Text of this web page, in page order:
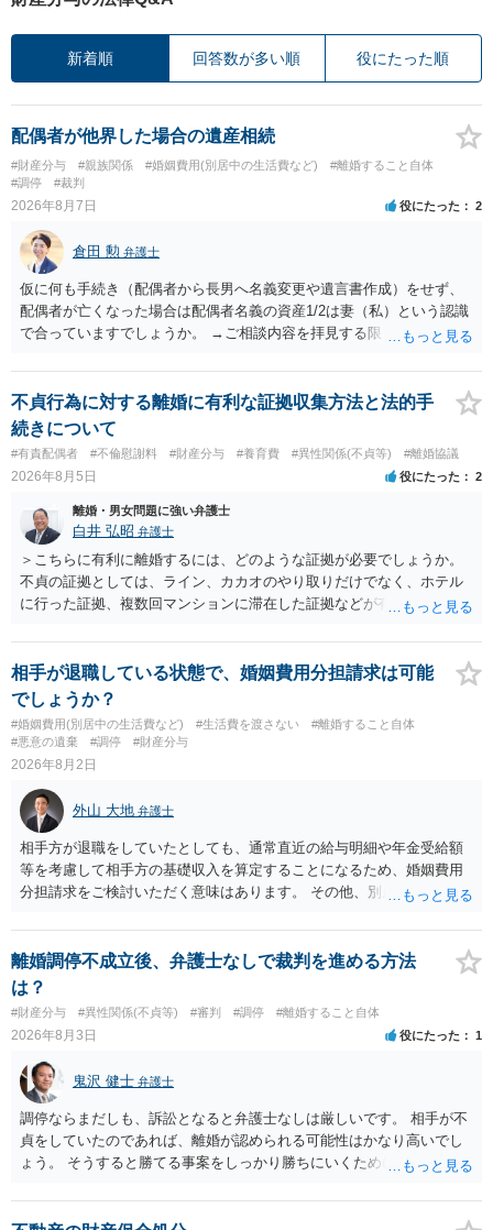
新着順 回答数が多い順 役にたった順
配偶者が他界した場合の遺産相続
#財産分与 #親族関係 #婚姻費用(別居中の生活費など)
#離婚すること自体
#調停
#裁判
2026年8月7日 役にたった 2
倉田 勲 弁護士
仮に何も手続き（配偶者から長男へ名義変更や遺言書作成）をせず、
配偶者が亡くなった場合は配偶者名義の資産1/2は妻（私）という認識
で合っていますでしょうか。 →ご相談内容を拝見する限りでは、その
完全に所有する場合は、他の相続人に対して自宅の評価額の１/２の代
償金の支払いが必要になります。
不貞行為に対する離婚に有利な証拠収集方法と法的手
続きについて
#有責配偶者 #不倫慰謝料 #財産分与 #養育費 #異性関係(不貞等) #離婚協議
2026年8月5日 役にたった 2
離婚・男女問題に強い弁護士
白井 弘昭 弁護士
＞こちらに有利に離婚するには、どのような証拠が必要でしょうか。
不貞の証拠としては、ライン、カカオのやり取りだけでなく、ホテル
に行った証拠、複数回マンションに滞在した証拠などが有効です。 不
婚する、慰謝料をとるなど）ことができると思われます。 ただし、不
貞発覚後、長期間同居を続けると、不貞を許したとの評価につながる
場合がありますので、ご注意ください。 以上、ご参考まで。
相手が退職している状態で、婚姻費用分担請求は可能
でしょうか？
#婚姻費用(別居中の生活費など) #生活費を渡さない
#離婚すること自体
#悪意の遺棄
#調停 #財産分与
2026年8月2日
外山 大地 弁護士
相手方が退職をしていたとしても、通常直近の給与明細や年金受給額
等を考慮して相手方の基礎収入を算定することになるため、婚姻費用
分担請求をご検討いただく意味はあります。 その他、別居の経緯、質
て、ご検討いただくのが良いかと思います。
離婚調停不成立後、弁護士なしで裁判を進める方法
は？
#財産分与 #異性関係(不貞等) #審判 #調停 #離婚すること自体
2026年8月3日 役にたった 1
鬼沢 健士 弁護士
調停ならまだしも、訴訟となると弁護士なしは厳しいです。 相手が不
貞をしていたのであれば、離婚が認められる可能性はかなり高いでし
ょう。 そうすると勝てる事案をしっかり勝ちにいくためにも弁護士委